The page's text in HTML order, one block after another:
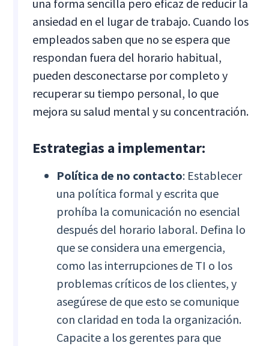
una forma sencilla pero eficaz de reducir la
ansiedad en el lugar de trabajo. Cuando los
empleados saben que no se espera que
respondan fuera del horario habitual,
pueden desconectarse por completo y
recuperar su tiempo personal, lo que
mejora su salud mental y su concentración.
Estrategias a implementar:
Política de no contacto: Establecer
una política formal y escrita que
prohíba la comunicación no esencial
después del horario laboral. Defina lo
que se considera una emergencia,
como las interrupciones de TI o los
problemas críticos de los clientes, y
asegúrese de que esto se comunique
con claridad en toda la organización.
Capacite a los gerentes para que